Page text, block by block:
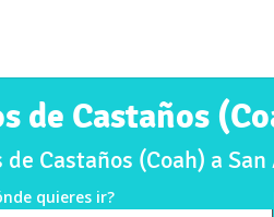
de Castaños
de Castaños (Coah) a
quieres ir?